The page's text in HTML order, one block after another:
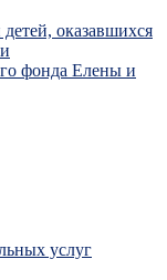
оказавшихся
фонда Елены и
услуг